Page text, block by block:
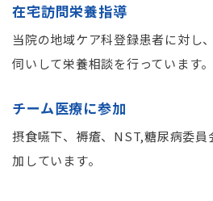
在宅訪問栄養指導
当院の地域ケア科登録患者に対し
伺いして栄養相談を行っています。
チーム医療に参加
摂食嚥下、褥瘡、NST,糖尿病委員
加しています。